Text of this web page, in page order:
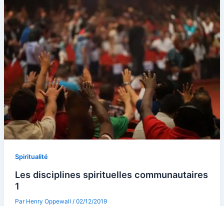
Spiritualité
Les disciplines spirituelles communautaires
1
Par Henry Oppewall / 02/12/2019